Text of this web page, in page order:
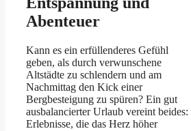
Abenteuer
Kann es ein erfüllenderes Gefühl
geben, als durch verwunschene
Altstädte zu schlendern und am
Nachmittag den Kick einer
Bergbesteigung zu spüren? Ein gut
ausbalancierter Urlaub vereint beides:
Erlebnisse, die das Herz höher